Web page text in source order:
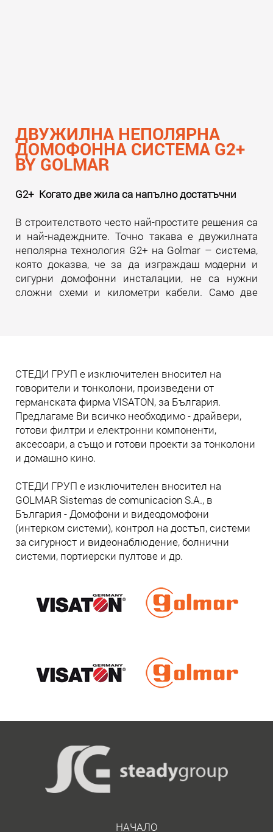
ДВУЖИЛНА НЕПОЛЯРНА
ДОМОФОННА СИСТЕМА G2+
BY GOLMAR
G2+ Когато две жила са напълно достатъчни
В строителството често най-простите решения са
и най-надеждните. Точно такава е двужилната
неполярна технология G2+ на Golmar – система,
която доказва, че за да изграждаш модерни и
сигурни домофонни инсталации, не са нужни
сложни схеми и километри кабели. Само две
СТЕДИ ГРУП е изключителен вносител на
говорители и тонколони, произведени от
германската фирма VISATON, за България.
Предлагаме Ви всичко необходимо - драйвери,
готови филтри и електронни компоненти,
аксесоари, а също и готови проекти за тонколони
и домашно кино.
СТЕДИ ГРУП е изключителен вносител на
GOLMAR Sistemas de comunicacion S.A., в
България - Домофони и видеодомофони
(интерком системи), контрол на достъп, системи
за сигурност и видеонаблюдение, болнични
системи, портиерски пултове и др.
НАЧАЛО